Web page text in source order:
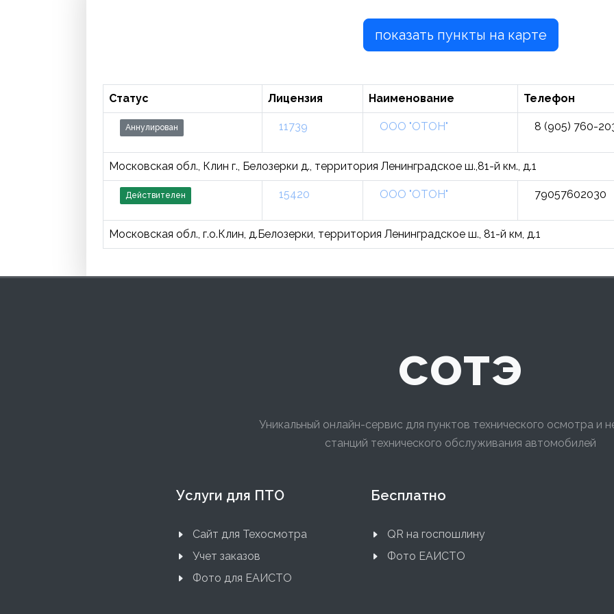
показать пункты на карте
Статус Лицензия Наименование Телефон
Аннулирован 11739 ООО "ОТОН" 8 (905) 760-
Московская обл., Клин г., Белозерки д., территория Ленинградское ш.,81-й км., д.1
Действителен 15420 ООО "ОТОН" 79057602030
Московская обл., г.о.Клин, д.Белозерки, территория Ленинградское ш., 81-й км, д.1
сотэ
Уникальный онлайн-сервис для пунктов технического осмотра и
станций технического обслуживания автомобилей
Услуги для ПТО
Сайт для Техосмотра
Учет заказов
Фото для ЕАИСТО
Бесплатно
QR на госпошлину
Фото ЕАИСТО